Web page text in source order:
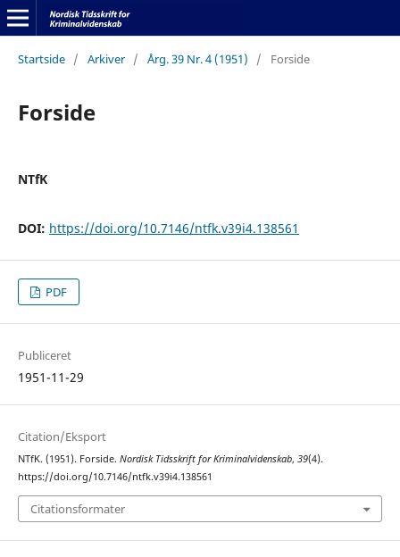
Startside / Arkiver / Årg. 39 Nr. 4 (1951) / Forside
Forside
NTfK
DOI: https://doi.org/10.7146/ntfk.v39i4.138561
PDF
Publiceret
1951-11-29
Citation/Eksport
NTfK. (1951). Forside. Nordisk Tidsskrift for Kriminalvidenskab, 39(4).
https://doi.org/10.7146/ntfk.v39i4.138561
Citationsformater